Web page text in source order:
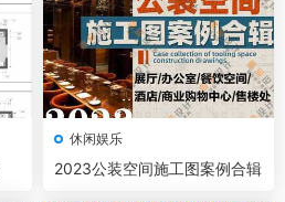
休闲娱乐
2023公装空间施工图案例合辑